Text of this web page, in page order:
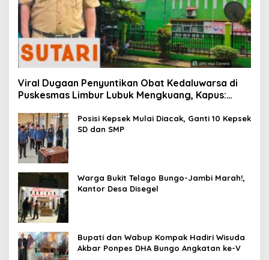
Viral Dugaan Penyuntikan Obat Kedaluwarsa di
Puskesmas Limbur Lubuk Mengkuang, Kapus:
Posisi Kepsek Mulai Diacak, Ganti 10 Kepsek
SD dan SMP
Warga Bukit Telago Bungo-Jambi Marah!,
Kantor Desa Disegel
Bupati dan Wabup Kompak Hadiri Wisuda
Akbar Ponpes DHA Bungo Angkatan ke-V